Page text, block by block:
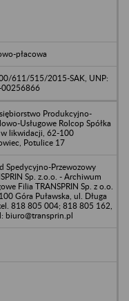
płacowa
611/515/2015-SAK, UNP:
Produkcyjno-
Usługowe Rolcop Spółka
likwidacji, 62-100
Potulice 17
Spedycyjno-Przewozowy
Sp. z.o.o. - Archiwum
Filia TRANSPRIN Sp. z o.o.
Góra Puławska, ul. Długa
818 805 004; 818 805 162,
biuro@transprin.pl